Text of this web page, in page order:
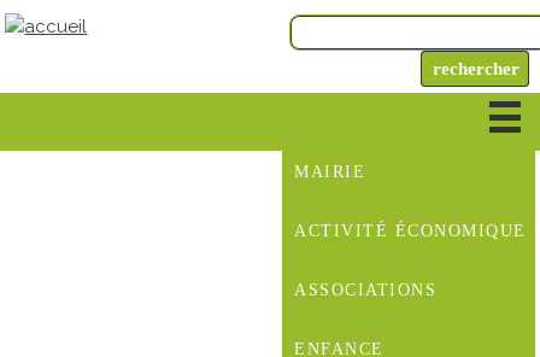
MAIRIE
ACTIVITÉ ÉCONOMIQUE
ASSOCIATIONS
ENFANCE